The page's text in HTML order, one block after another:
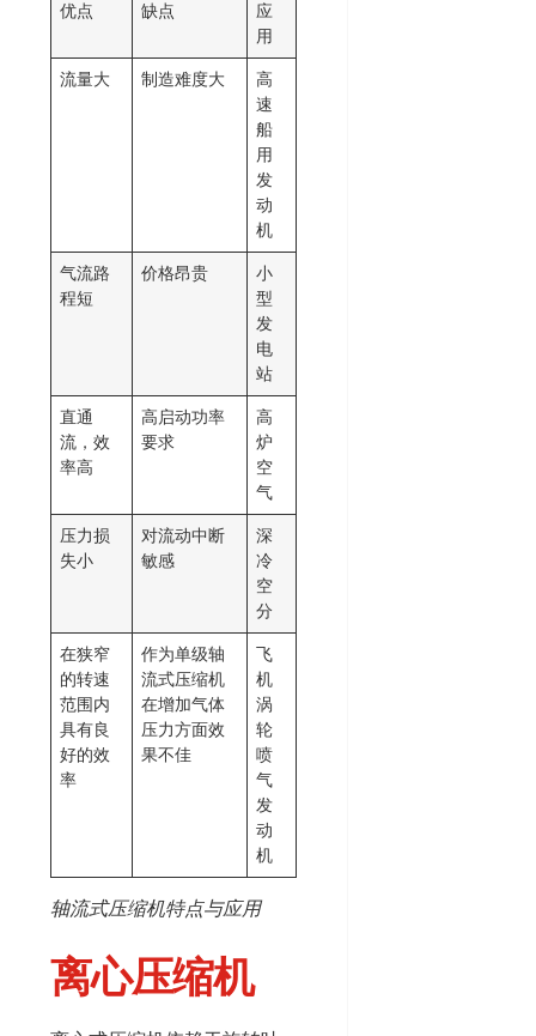
优点 缺点
应
用
流量大 制造难度大
高
速
船
用
发
动
机
气流路
程短
价格昂贵
小
型
发
电
站
直通
流，效
率高
高启动功率
要求
高
炉
空
气
压力损
失小
对流动中断
敏感
深
冷
空
分
在狭窄
的转速
范围内
具有良
好的效
率
作为单级轴
流式压缩机
在增加气体
压力方面效
果不佳
飞
机
涡
轮
喷
气
发
动
机
轴流式压缩机特点与应用
离心压缩机